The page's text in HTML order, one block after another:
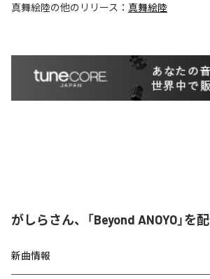
真舞絵陸の他のリリース： 真舞絵陸
がしらさん、「Beyond ANOYO」を
新曲情報